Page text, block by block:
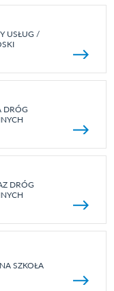
USŁUG /
DRÓG
DRÓG
SZKOŁA